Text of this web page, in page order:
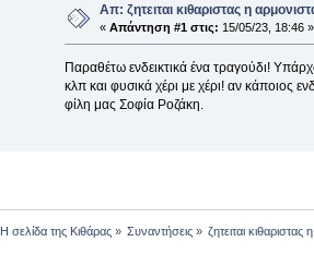
Απ: ζητειται κιθαριστας η
« Απάντηση #1 στις: 15/05/23, 18:46 »
Παραθέτω ενδεικτικά ένα τραγούδι!
κλπ και φυσικά χέρι με χέρι! αν κάποιος
φίλη μας Σοφία Ροζάκη.
Η σελίδα της Κιθάρας» Συναντήσεις» ζητειται